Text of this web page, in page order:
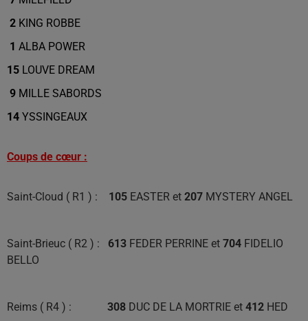
2 KING ROBBE
1 ALBA POWER
15 LOUVE DREAM
9 MILLE SABORDS
14 YSSINGEAUX
Coups de cœur :
Saint-Cloud ( R1 ) : 105 EASTER et 207 MYSTERY ANGEL
Saint-Brieuc ( R2 ) : 613 FEDER PERRINE et 704 FIDELIO
BELLO
Reims ( R4 ) : 308 DUC DE LA MORTRIE et 412 HED